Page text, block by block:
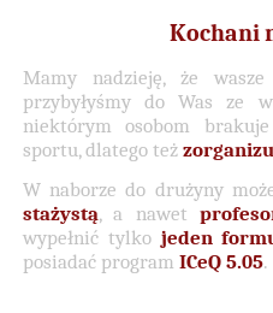
Kochani
Mamy nadzieję, że
przybyłyśmy do Was ze
niektórym osobom
sportu, dlatego też
W naborze do drużyny
stażystą, a nawet
wypełnić tylko jeden
posiadać program ICeQ 5.05.